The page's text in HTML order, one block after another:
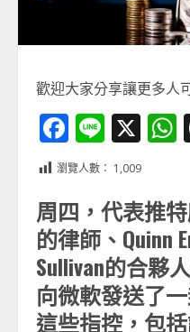
歡迎大家分享讓更多人
Line
X
瀏覽人數： 1,009
周四，代表推
的律師、Quinn
Sullivan的合夥
向微軟發送了
這些指控，包